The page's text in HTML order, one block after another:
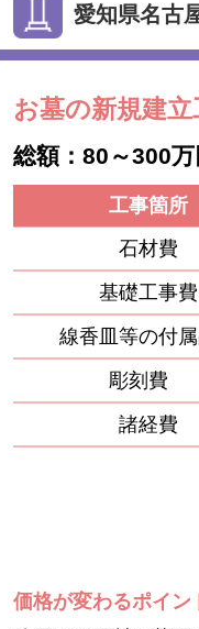
愛知県名古
お墓の新規建立
総額：80～300
工事箇所
石材費
基礎工事費
線香皿等の付
彫刻費
諸経費
価格が変わるポイン